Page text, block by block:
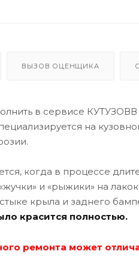
ВЫЗОВ ОЦЕНЩИКА
в сервисе
на
когда в процессе
и «рыжики» на
крыла и заднего
красится полностью.
ремонта может